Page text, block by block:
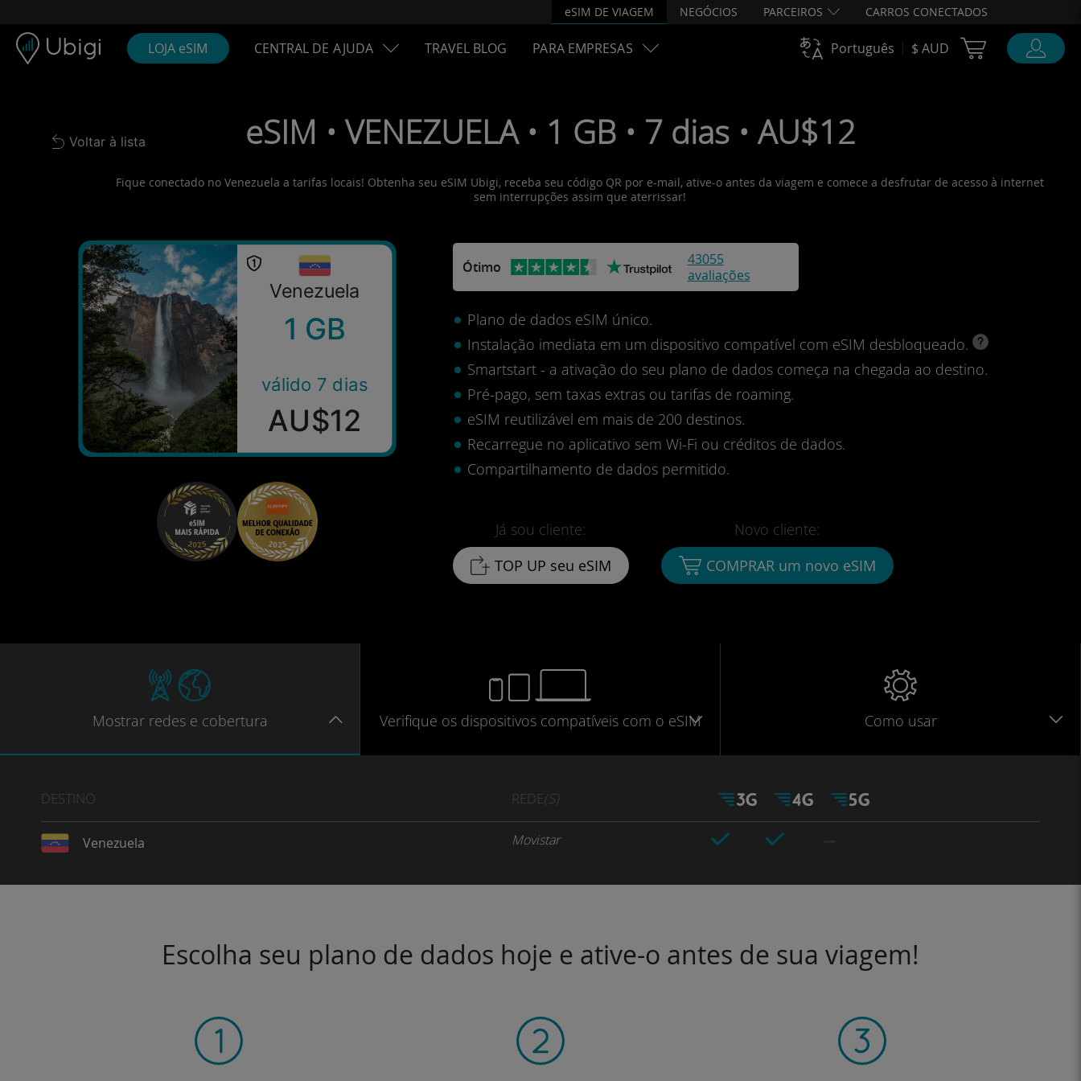
eSIM DE VIAGEM NEGÓCIOS PARCEIROS CARROS CONECTADOS
LOJA eSIM CENTRAL DE AJUDA TRAVEL BLOG PARA EMPRESAS Português $ AUD Cart Ubigi
Back to list
Voltar à lista eSIM • VENEZUELA • 1 GB • 7 dias • AU$12
Fique conectado no Venezuela a tarifas locais! Obtenha seu eSIM Ubigi, receba seu código QR por e-mail, ative-o antes da viagem e comece a desfrutar de acesso à internet
sem interrupções assim que aterrissar!
Venezuela
1 GB
válido 7 dias
AU$12
Ótimo
43055
avaliações
Plano de dados eSIM único.
Instalação imediata em um dispositivo compatível com eSIM desbloqueado.
Smartstart - a ativação do seu plano de dados começa na chegada ao destino.
Pré-pago, sem taxas extras ou tarifas de roaming.
eSIM reutilizável em mais de 200 destinos.
Recarregue no aplicativo sem Wi-Fi ou créditos de dados.
Compartilhamento de dados permitido.
Já sou cliente:
TOP UP seu eSIM
Novo cliente:
COMPRAR um novo eSIM
Mostrar redes e cobertura Verifique os dispositivos compatíveis com o eSIM Como usar
DESTINO REDE(S)
Venezuela Movistar
Escolha seu plano de dados hoje e ative-o antes de sua viagem!